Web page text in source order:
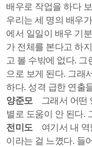
배우로 작업을 하다
우리는 세 명의 배우
에서 일일이 배우 기
가 전체를 본다고 하
고 볼 수밖에 없다. 그
으로 보게 된다. 그래
하다. 성격 급한 연출
양준모그래서 어떤
별로 도움이 안 된다.
전미도여기서 내 역
이라는 걸 느꼈다. 들